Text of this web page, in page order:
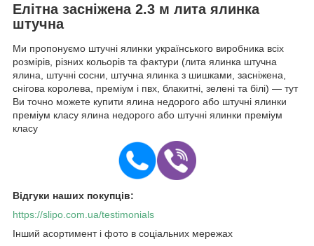
Елітна засніжена 2.3 м лита ялинка
штучна
Ми пропонуємо штучні ялинки українського виробника всіх
розмірів, різних кольорів та фактури (лита ялинка штучна
ялина, штучні сосни, штучна ялинка з шишками, засніжена,
снігова королева, преміум і пвх, блакитні, зелені та білі) — тут
Ви точно можете купити ялина недорого або штучні ялинки
преміум класу ялина недорого або штучні ялинки преміум
класу
Відгуки наших покупців:
https://slipo.com.ua/testimonials
Інший асортимент і фото в соціальних мережах